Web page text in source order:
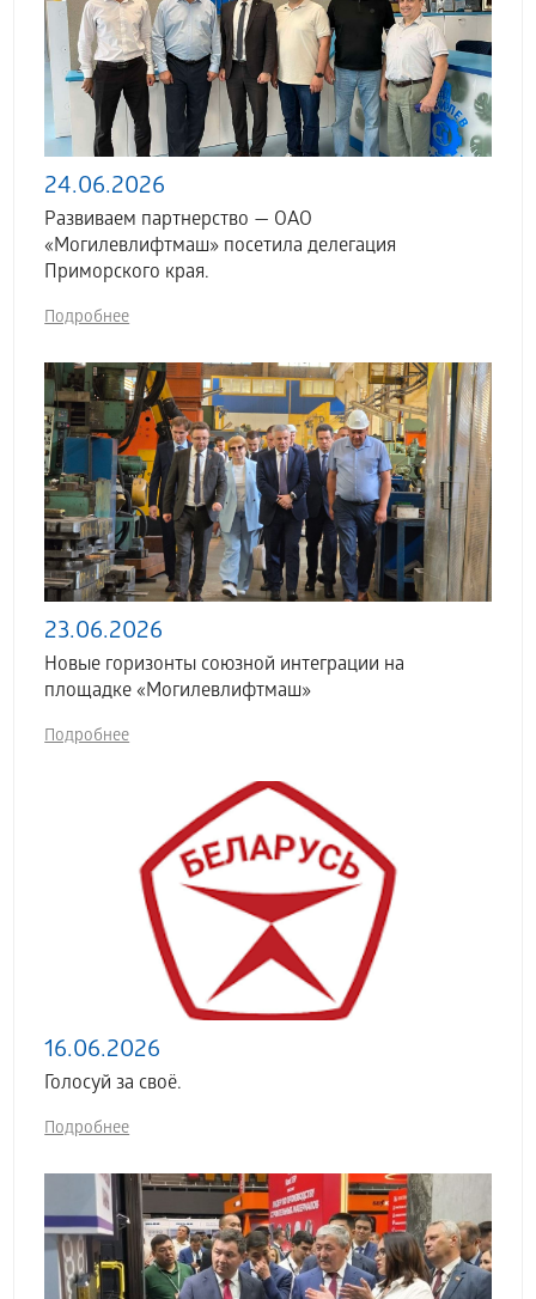
24.06.2026
Развиваем партнерство — ОАО
«Могилевлифтмаш» посетила делегация
Приморского края.
Подробнее
23.06.2026
Новые горизонты союзной интеграции на
площадке «Могилевлифтмаш»
Подробнее
16.06.2026
Голосуй за своё.
Подробнее